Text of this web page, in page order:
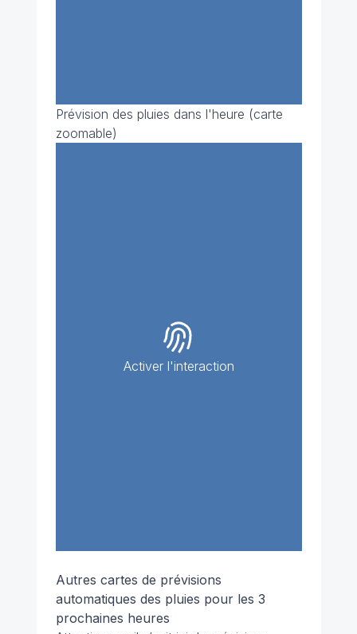
Prévision des pluies dans l'heure (carte
zoomable)
Activer l'interaction
Autres cartes de prévisions
automatiques des pluies pour les 3
prochaines heures